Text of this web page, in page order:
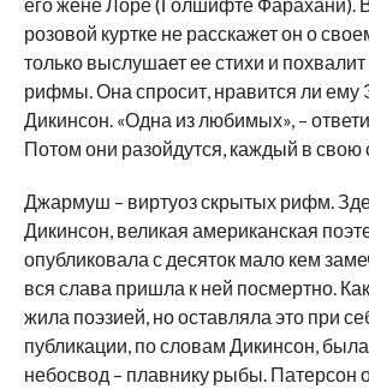
розовой куртке не расскажет он о
только выслушает ее стихи и
рифмы. Она спросит, нравится ли ему
Дикинсон. «Одна из любимых», –
Потом они разойдутся, каждый в свою
Джармуш – виртуоз скрытых рифм.
Дикинсон, великая американская
опубликовала с десяток мало кем
вся слава пришла к ней посмертно.
жила поэзией, но оставляла это при
публикации, по словам Дикинсон,
небосвод – плавнику рыбы. Патерсон